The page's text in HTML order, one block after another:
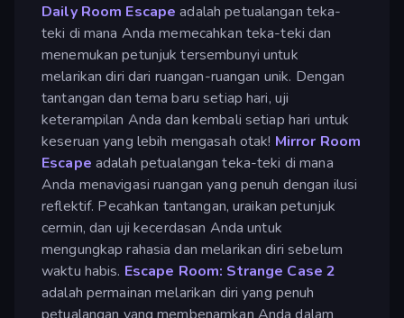
Daily Room Escape adalah petualangan teka-
teki di mana Anda memecahkan teka-teki dan
menemukan petunjuk tersembunyi untuk
melarikan diri dari ruangan-ruangan unik. Dengan
tantangan dan tema baru setiap hari, uji
keterampilan Anda dan kembali setiap hari untuk
keseruan yang lebih mengasah otak! Mirror Room
Escape adalah petualangan teka-teki di mana
Anda menavigasi ruangan yang penuh dengan ilusi
reflektif. Pecahkan tantangan, uraikan petunjuk
cermin, dan uji kecerdasan Anda untuk
mengungkap rahasia dan melarikan diri sebelum
waktu habis. Escape Room: Strange Case 2
adalah permainan melarikan diri yang penuh